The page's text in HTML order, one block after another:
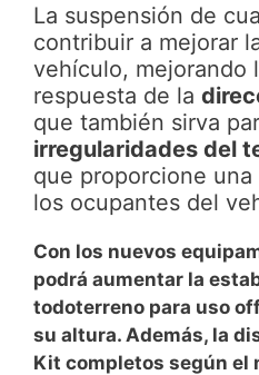
La suspensión de
contribuir a mejorar
vehículo, mejorando
respuesta de la
que también sirva
irregularidades del
que proporcione
los ocupantes del
Con los nuevos
podrá aumentar la
todoterreno para uso
su altura. Además, la
Kit completos según el